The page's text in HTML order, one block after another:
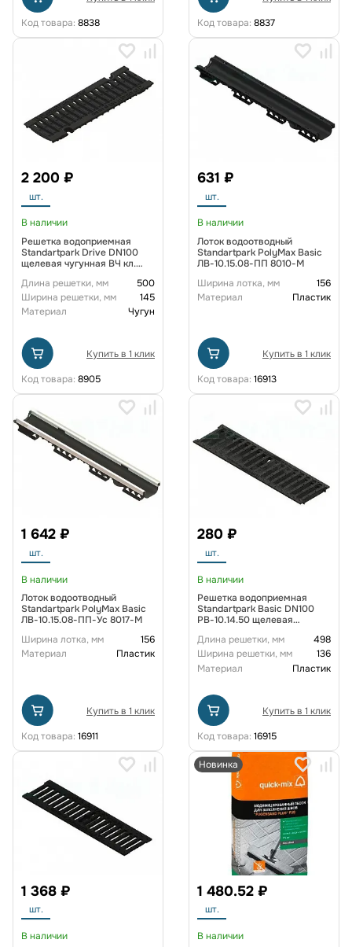
Код товара: 8838
Код товара: 8837
2 200 ₽
шт.
В наличии
Решетка водоприемная
Standartpark Drive DN100
щелевая чугунная ВЧ кл.
Длина решетки, мм
500
Ширина решетки, мм
145
Материал
Чугун
Купить в 1 клик
Код товара: 8905
631 ₽
шт.
В наличии
Лоток водоотводный
Standartpark PolyMax Basic
ЛВ-10.15.08-ПП 8010-М
Ширина лотка, мм
156
Материал
Пластик
Купить в 1 клик
Код товара: 16913
1 642 ₽
шт.
В наличии
Лоток водоотводный
Standartpark PolyMax Basic
ЛВ-10.15.08-ПП-Ус 8017-М
Ширина лотка, мм
156
Материал
Пластик
Купить в 1 клик
Код товара: 16911
280 ₽
шт.
В наличии
Решетка водоприемная
Standartpark Basic DN100
РВ-10.14.50 щелевая
Длина решетки, мм
498
Ширина решетки, мм
136
Материал
Пластик
Купить в 1 клик
Код товара: 16915
1 368 ₽
шт.
В наличии
Новинка
1 480.52 ₽
шт.
В наличии